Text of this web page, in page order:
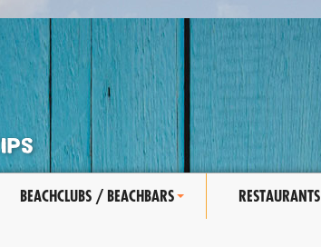
BEACHCLUBS / BEACHBARS RESTAURANTS